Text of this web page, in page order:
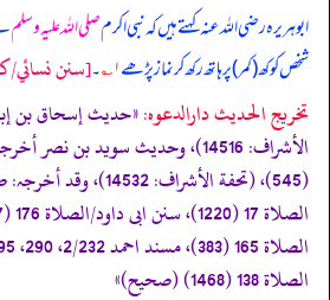
ابوہریرہ رضی اللہ عنہ کہتے ہیں کہنبی اکرمصلی اللہ علیہ وسلم
شخص کوکھ (کمر) پر ہاتھ رکھ کر نماز پڑھے۱؎ ۔[سنن نسائي/
تخریج الحدیث دارالدعوہ:«حدیث إسحاق بن
(545)، (تحفة الأشراف:
الصلاة 138 (1468) (صحیح)»